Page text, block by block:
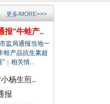
政网.中
被查处..
报“牛蛙产..
监局通报当地一
蛙产品抗生素超
"：相关情..
杨生煎..
报
更多/MORE>>>